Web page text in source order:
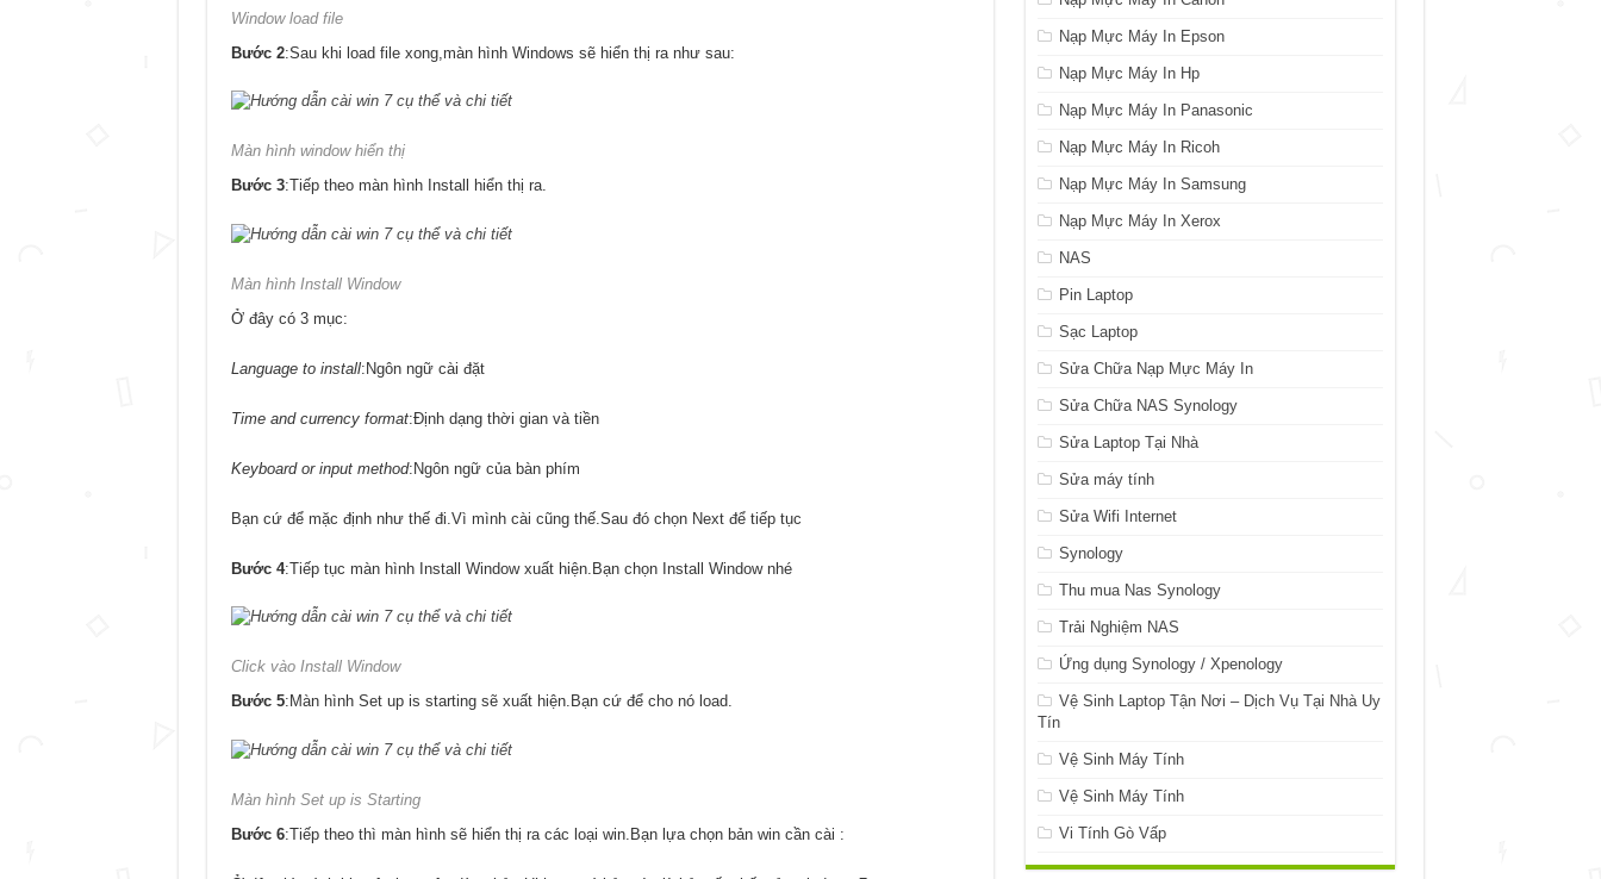
Window load file
Bước 2:Sau khi load file xong,màn hình Windows sẽ hiển thị ra như sau:
Màn hình window hiển thị
Bước 3:Tiếp theo màn hình Install hiển thị ra.
Màn hình Install Window
Ở đây có 3 mục:
Language to install:Ngôn ngữ cài đặt
Time and currency format:Định dạng thời gian và tiền
Keyboard or input method:Ngôn ngữ của bàn phím
Bạn cứ để mặc định như thế đi.Vì mình cài cũng thế.Sau đó chọn Next để tiếp tục
Bước 4:Tiếp tục màn hình Install Window xuất hiện.Bạn chọn Install Window nhé
Click vào Install Window
Bước 5:Màn hình Set up is starting sẽ xuất hiện.Bạn cứ để cho nó load.
Màn hình Set up is Starting
Bước 6:Tiếp theo thì màn hình sẽ hiển thị ra các loại win.Bạn lựa chọn bản win cần cài :
Nạp Mực Máy In Epson
Nạp Mực Máy In Hp
Nạp Mực Máy In Panasonic
Nạp Mực Máy In Ricoh
Nạp Mực Máy In Samsung
Nạp Mực Máy In Xerox
NAS
Pin Laptop
Sạc Laptop
Sửa Chữa Nạp Mực Máy In
Sửa Chữa NAS Synology
Sửa Laptop Tại Nhà
Sửa máy tính
Sửa Wifi Internet
Synology
Thu mua Nas Synology
Trải Nghiệm NAS
Ứng dụng Synology / Xpenology
Vệ Sinh Laptop Tận Nơi – Dịch Vụ Tại Nhà Uy
Tín
Vệ Sinh Máy Tính
Vệ Sinh Máy Tính
Vi Tính Gò Vấp